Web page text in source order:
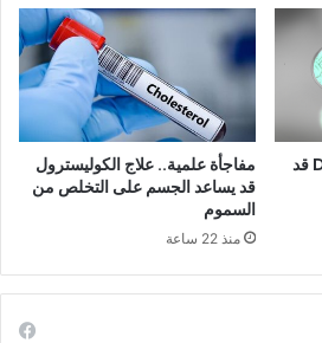
دراسة جديدة: نقص فيتامين D قد
مفاجأة علمية.. علاج الكوليسترول
قد يساعد الجسم على التخلص من
السموم
منذ 22 ساعة